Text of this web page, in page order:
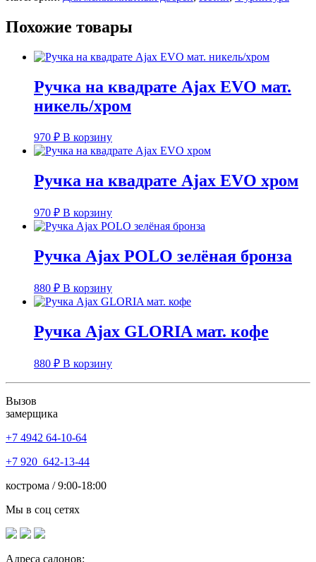
без
"бабочка"
графит
Похожие товары
Ручка на квадрате Ajax EVO мат.
никель/хром
970 ₽ В корзину
Ручка на квадрате Ajax EVO хром
970 ₽ В корзину
Ручка Ajax POLO зелёная бронза
880 ₽ В корзину
Ручка Ajax GLORIA мат. кофе
880 ₽ В корзину
Вызов
замерщика
+7 4942 64-10-64
+7 920 642-13-44
кострома / 9:00-18:00
Мы в соц сетях
Адреса салонов: